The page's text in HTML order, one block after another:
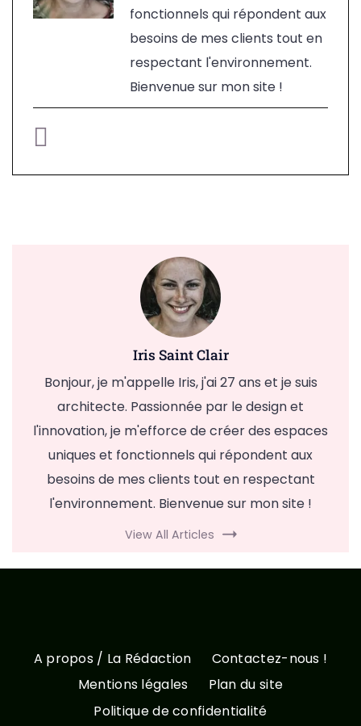
fonctionnels qui répondent aux
besoins de mes clients tout en
respectant l'environnement.
Bienvenue sur mon site !
Iris Saint Clair
Bonjour, je m'appelle Iris, j'ai 27 ans et je suis
architecte. Passionnée par le design et
l'innovation, je m'efforce de créer des espaces
uniques et fonctionnels qui répondent aux
besoins de mes clients tout en respectant
l'environnement. Bienvenue sur mon site !
View All Articles
A propos / La Rédaction
Contactez-nous !
Mentions légales
Plan du site
Politique de confidentialité